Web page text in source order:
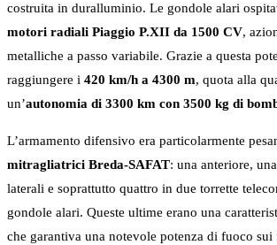
costruita in duralluminio. Le gondole alari
motori radiali Piaggio P.XII da 1500 CV,
metalliche a passo variabile. Grazie a questa
raggiungere i 420 km/h a 4300 m, quota alla
un’autonomia di 3300 km con 3500 kg di
L’armamento difensivo era particolarmente
mitragliatrici Breda-SAFAT: una anteriore,
laterali e soprattutto quattro in due torrette
gondole alari. Queste ultime erano una
che garantiva una notevole potenza di fuoco sui